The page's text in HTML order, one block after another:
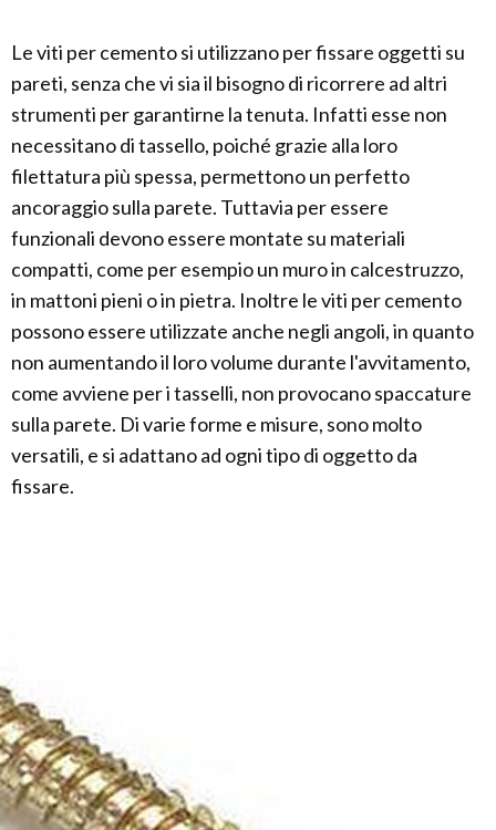
Le viti per cemento si utilizzano per fissare oggetti su
pareti, senza che vi sia il bisogno di ricorrere ad altri
strumenti per garantirne la tenuta. Infatti esse non
necessitano di tassello, poiché grazie alla loro
filettatura più spessa, permettono un perfetto
ancoraggio sulla parete. Tuttavia per essere
funzionali devono essere montate su materiali
compatti, come per esempio un muro in calcestruzzo,
in mattoni pieni o in pietra. Inoltre le viti per cemento
possono essere utilizzate anche negli angoli, in quanto
non aumentando il loro volume durante l'avvitamento,
come avviene per i tasselli, non provocano spaccature
sulla parete. Di varie forme e misure, sono molto
versatili, e si adattano ad ogni tipo di oggetto da
fissare.